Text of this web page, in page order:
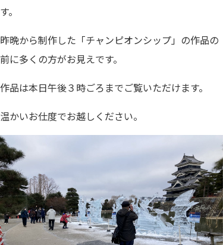
す。
昨晩から制作した「チャンピオンシップ」の作品の
前に多くの方がお見えです。
作品は本日午後３時ごろまでご覧いただけます。
温かいお仕度でお越しください。